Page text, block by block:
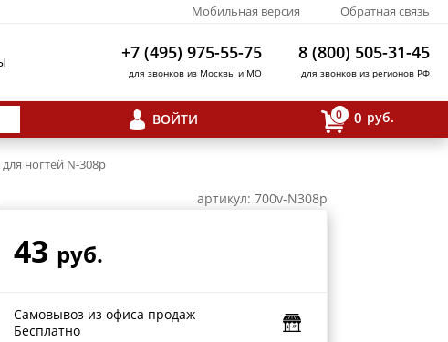
Мобильная версия Обратная связь
+7 (495) 975-55-75
для звонков из Москвы и МО
8 (800) 505-31-45
для звонков из регионов РФ
ВОЙТИ 0 0 руб.
ногтей N-308p
артикул: 700v-N308p
43 руб.
Самовывоз из офиса продаж
Бесплатно